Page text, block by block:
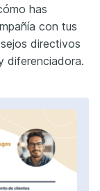
has
con tus
directivos
diferenciadora.